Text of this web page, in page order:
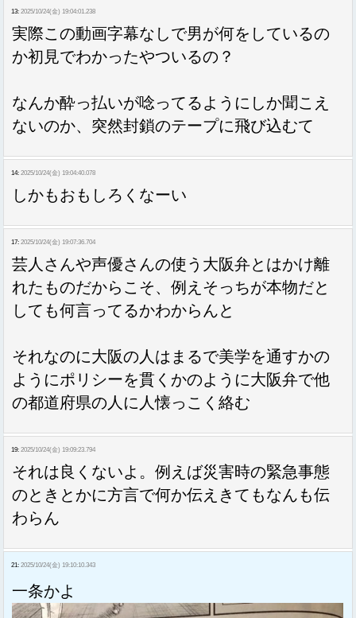
13: 2025/10/24(金) 19:04:01.238
実際この動画字幕なしで男が何をしているの
か初見でわかったやついるの？
なんか酔っ払いが唸ってるようにしか聞こえ
ないのか、突然封鎖のテープに飛び込むて
14: 2025/10/24(金) 19:04:40.078
しかもおもしろくなーい
17: 2025/10/24(金) 19:07:36.704
芸人さんや声優さんの使う大阪弁とはかけ離
れたものだからこそ、例えそっちが本物だと
しても何言ってるかわからんと
それなのに大阪の人はまるで美学を通すかの
ようにポリシーを貫くかのように大阪弁で他
の都道府県の人に人懐っこく絡む
19: 2025/10/24(金) 19:09:23.794
それは良くないよ。例えば災害時の緊急事態
のときとかに方言で何か伝えきてもなんも伝
わらん
21: 2025/10/24(金) 19:10:10.343
一条かよ